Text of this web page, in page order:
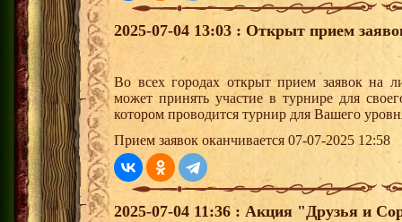
2025-07-04 13:03 : Открыт прием
Во всех городах открыт прием заявок на
может принять участие в турнире для
котором проводится турнир для Вашего
Прием заявок оканчивается 07-07-2025 12:58
2025-07-04 11:36 : Акция "Друзья и